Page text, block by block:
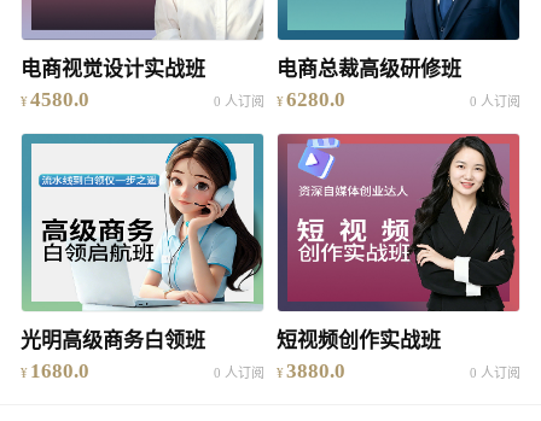
电商视觉设计实战班
4580.0
0 人订阅
电商总裁高级研修班
6280.0
0 人订阅
光明高级商务白领班
1680.0
0 人订阅
短视频创作实战班
3880.0
0 人订阅